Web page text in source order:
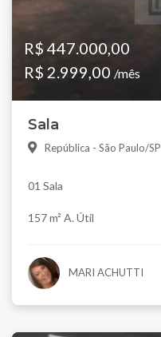
R$ 447.000,00
R$ 2.999,00 /mês
Sala
República - São Paulo/SP
01 Sala
157 m² A. Útil
MARI ACHUTTI